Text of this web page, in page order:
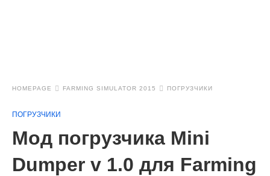
HOMEPAGE FARMING SIMULATOR 2015 ПОГРУЗЧИКИ
ПОГРУЗЧИКИ
Мод погрузчика Mini
Dumper v 1.0 для Farming